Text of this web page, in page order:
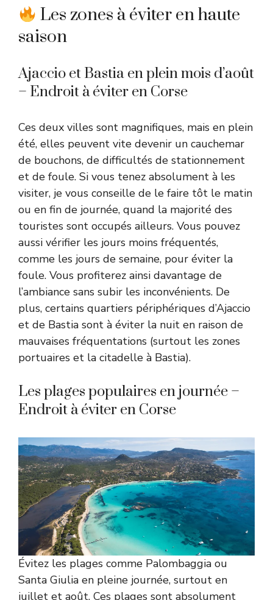
Les zones à éviter en haute
saison
Ajaccio et Bastia en plein mois d’août
– Endroit à éviter en Corse
Ces deux villes sont magnifiques, mais en plein
été, elles peuvent vite devenir un cauchemar
de bouchons, de difficultés de stationnement
et de foule. Si vous tenez absolument à les
visiter, je vous conseille de le faire tôt le matin
ou en fin de journée, quand la majorité des
touristes sont occupés ailleurs. Vous pouvez
aussi vérifier les jours moins fréquentés,
comme les jours de semaine, pour éviter la
foule. Vous profiterez ainsi davantage de
l’ambiance sans subir les inconvénients. De
plus, certains quartiers périphériques d’Ajaccio
et de Bastia sont à éviter la nuit en raison de
mauvaises fréquentations (surtout les zones
portuaires et la citadelle à Bastia).
Les plages populaires en journée –
Endroit à éviter en Corse
Évitez les plages comme Palombaggia ou
Santa Giulia en pleine journée, surtout en
juillet et août. Ces plages sont absolument